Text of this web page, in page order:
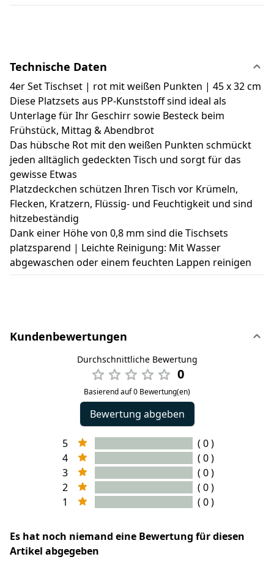
Technische Daten
4er Set Tischset | rot mit weißen Punkten | 45 x 32 cm
Diese Platzsets aus PP-Kunststoff sind ideal als
Unterlage für Ihr Geschirr sowie Besteck beim
Frühstück, Mittag & Abendbrot
Das hübsche Rot mit den weißen Punkten schmückt
jeden alltäglich gedeckten Tisch und sorgt für das
gewisse Etwas
Platzdeckchen schützen Ihren Tisch vor Krümeln,
Flecken, Kratzern, Flüssig- und Feuchtigkeit und sind
hitzebeständig
Dank einer Höhe von 0,8 mm sind die Tischsets
platzsparend | Leichte Reinigung: Mit Wasser
abgewaschen oder einem feuchten Lappen reinigen
Kundenbewertungen
Durchschnittliche Bewertung
0
Basierend auf 0 Bewertung(en)
Bewertung abgeben
5
( 0 )
4
( 0 )
3
( 0 )
2
( 0 )
1
( 0 )
Es hat noch niemand eine Bewertung für diesen
Artikel abgegeben